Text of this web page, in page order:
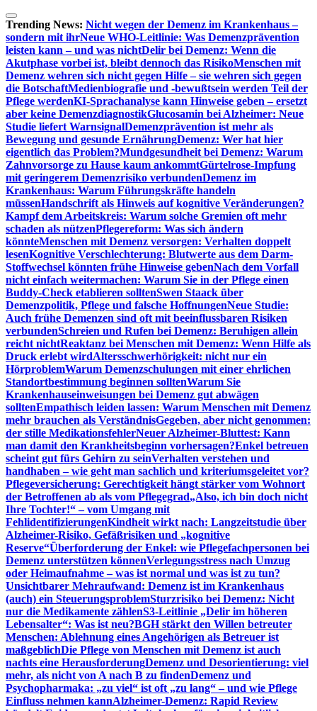
Zum
Inhalt
springen
Trending News: Nicht wegen der Demenz im Krankenhaus –
sondern mit ihrNeue WHO-Leitlinie: Was Demenzprävention
leisten kann – und was nichtDelir bei Demenz: Wenn die
Akutphase vorbei ist, bleibt dennoch das RisikoMenschen mit
Demenz wehren sich nicht gegen Hilfe – sie wehren sich gegen
die BotschaftMedienbiografie und -bewußtsein werden Teil der
Pflege werdenKI-Sprachanalyse kann Hinweise geben – ersetzt
aber keine DemenzdiagnostikGlucosamin bei Alzheimer: Neue
Studie liefert WarnsignalDemenzprävention ist mehr als
Bewegung und gesunde ErnährungDemenz: Wer hat hier
eigentlich das Problem?Mundgesundheit bei Demenz: Warum
Zahnvorsorge zu Hause kaum ankommtGürtelrose-Impfung
mit geringerem Demenzrisiko verbundenDemenz im
Krankenhaus: Warum Führungskräfte handeln
müssenHandschrift als Hinweis auf kognitive Veränderungen?
Kampf dem Arbeitskreis: Warum solche Gremien oft mehr
schaden als nützenPflegereform: Was sich ändern
könnteMenschen mit Demenz versorgen: Verhalten doppelt
lesenKognitive Verschlechterung: Blutwerte aus dem Darm-
Stoffwechsel könnten frühe Hinweise gebenNach dem Vorfall
nicht einfach weitermachen: Warum Sie in der Pflege einen
Buddy-Check etablieren solltenSwen Staack über
Demenzpolitik, Pflege und falsche HoffnungenNeue Studie:
Auch frühe Demenzen sind oft mit beeinflussbaren Risiken
verbundenSchreien und Rufen bei Demenz: Beruhigen allein
reicht nichtReaktanz bei Menschen mit Demenz: Wenn Hilfe als
Druck erlebt wirdAltersschwerhörigkeit: nicht nur ein
HörproblemWarum Demenzschulungen mit einer ehrlichen
Standortbestimmung beginnen solltenWarum Sie
Krankenhauseinweisungen bei Demenz gut abwägen
solltenEmpathisch leiden lassen: Warum Menschen mit Demenz
mehr brauchen als VerständnisGegeben, aber nicht genommen:
der stille MedikationsfehlerNeuer Alzheimer-Bluttest: Kann
man damit den Krankheitsbeginn vorhersagen?Enkel betreuen
scheint gut fürs Gehirn zu seinVerhalten verstehen und
handhaben – wie geht man sachlich und kriteriumsgeleitet vor?
Pflegeversicherung: Gerechtigkeit hängt stärker vom Wohnort
der Betroffenen ab als vom Pflegegrad„Also, ich bin doch nicht
Ihre Tochter!“ – vom Umgang mit
FehlidentifizierungenKindheit wirkt nach: Langzeitstudie über
Alzheimer-Risiko, Gefäßrisiken und „kognitive
Reserve“Überforderung der Enkel: wie Pflegefachpersonen bei
Demenz unterstützen könnenVerlegungsstress nach Umzug
oder Heimaufnahme – was ist normal und was ist zu tun?
Unsichtbarer Mehraufwand: Demenz ist im Krankenhaus
(auch) ein SteuerungsproblemSturzrisiko bei Demenz: Nicht
nur die Medikamente zählenS3-Leitlinie „Delir im höheren
Lebensalter“: Was ist neu?BGH stärkt den Willen betreuter
Menschen: Ablehnung eines Angehörigen als Betreuer ist
maßgeblichDie Pflege von Menschen mit Demenz ist auch
nachts eine HerausforderungDemenz und Desorientierung: viel
mehr, als nicht von A nach B zu findenDemenz und
Psychopharmaka: „zu viel“ ist oft „zu lang“ – und wie Pflege
Einfluss nehmen kannAlzheimer-Demenz: Rapid Review